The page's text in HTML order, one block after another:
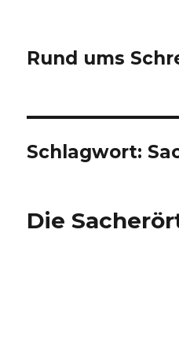
Rund ums
Schlagwort:
Die